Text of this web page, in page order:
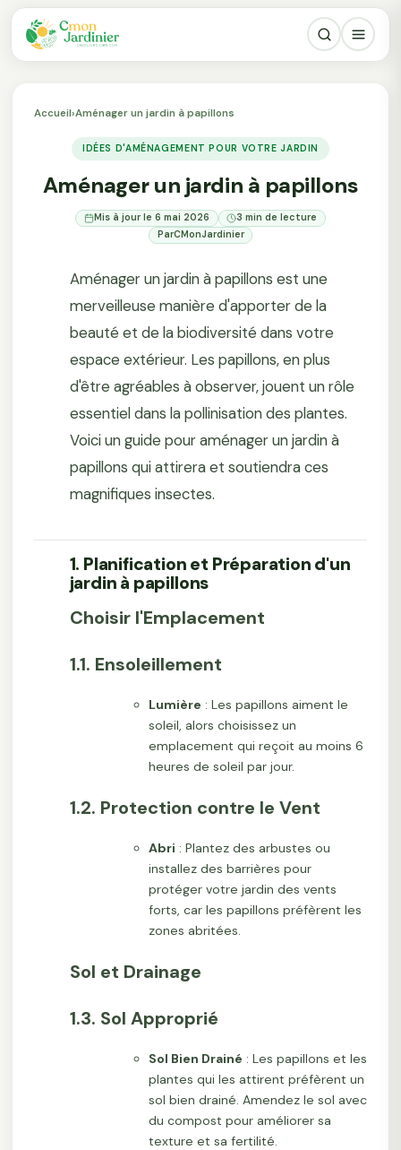
Accueil›Aménager un jardin à papillons
IDÉES D'AMÉNAGEMENT POUR VOTRE JARDIN
Aménager un jardin à papillons
Mis à jour le 6 mai 2026
3 min de lecture
ParCMonJardinier
Aménager un jardin à papillons est une
merveilleuse manière d'apporter de la
beauté et de la biodiversité dans votre
espace extérieur. Les papillons, en plus
d'être agréables à observer, jouent un rôle
essentiel dans la pollinisation des plantes.
Voici un guide pour aménager un jardin à
papillons qui attirera et soutiendra ces
magnifiques insectes.
1. Planification et Préparation d'un
jardin à papillons
Choisir l'Emplacement
1.1. Ensoleillement
Lumière : Les papillons aiment le
soleil, alors choisissez un
emplacement qui reçoit au moins 6
heures de soleil par jour.
1.2. Protection contre le Vent
Abri : Plantez des arbustes ou
installez des barrières pour
protéger votre jardin des vents
forts, car les papillons préfèrent les
zones abritées.
Sol et Drainage
1.3. Sol Approprié
Sol Bien Drainé : Les papillons et les
plantes qui les attirent préfèrent un
sol bien drainé. Amendez le sol avec
du compost pour améliorer sa
texture et sa fertilité.